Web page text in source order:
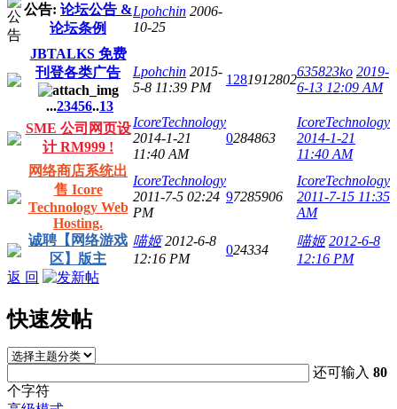
公告: 论坛公告 &
论坛条例
Lpohchin 2006-
10-25
JBTALKS 免费
刊登各类广告
...23456..13
Lpohchin 2015-
5-8 11:39 PM
1281912802
635823ko 2019-
6-13 12:09 AM
SME 公司网页设
计 RM999 !
IcoreTechnology
2014-1-21
11:40 AM
0284863
IcoreTechnology
2014-1-21
11:40 AM
网络商店系统出
售 Icore
Technology Web
Hosting.
IcoreTechnology
2011-7-5 02:24
PM
97285906
IcoreTechnology
2011-7-15 11:35
AM
诚聘【网络游戏
区】版主
喵姬 2012-6-8
12:16 PM
024334
喵姬 2012-6-8
12:16 PM
返 回
快速发帖
还可输入80
个字符